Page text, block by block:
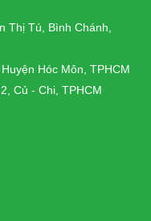
Thị Tú, Bình Chánh,
Hóc Môn, TPHCM
Củ - Chi, TPHCM